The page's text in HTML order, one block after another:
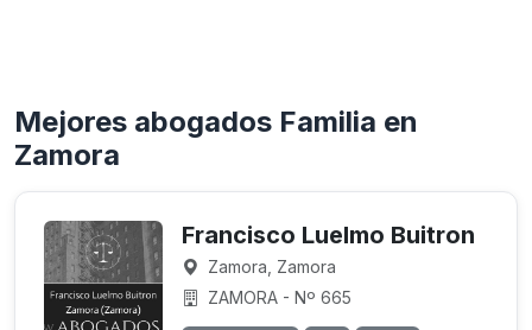
Mejores abogados Familia en
Zamora
Francisco Luelmo Buitron
Zamora, Zamora
ZAMORA - Nº 665